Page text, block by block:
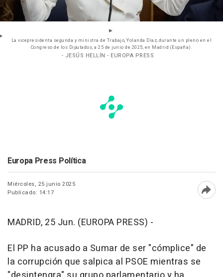
La vicepresidenta segunda y ministra de Trabajo, Yolanda Díaz, durante un pleno en el
Congreso de los Diputados, a 25 de junio de 2025, en Madrid (España).
- JESÚS HELLÍN - EUROPA PRESS
Europa Press Política
Miércoles, 25 junio 2025
Publicado: 14:17
MADRID, 25 Jun. (EUROPA PRESS) -
El PP ha acusado a Sumar de ser "cómplice" de
la corrupción que salpica al PSOE mientras se